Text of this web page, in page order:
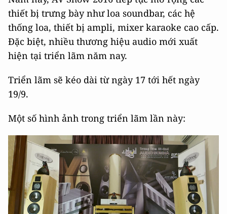
thiết bị trưng bày như loa soundbar, các hệ
thống loa, thiết bị ampli, mixer karaoke cao cấp.
Đặc biệt, nhiều thương hiệu audio mới xuất
hiện tại triển lãm năm nay.
Triển lãm sẽ kéo dài từ ngày 17 tới hết ngày
19/9.
Một số hình ảnh trong triển lãm lần này: